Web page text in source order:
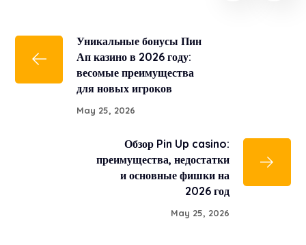
Уникальные бонусы Пин
Ап казино в 2026 году:
весомые преимущества
для новых игроков
May 25, 2026
Обзор Pin Up casino:
преимущества, недостатки
и основные фишки на
2026 год
May 25, 2026